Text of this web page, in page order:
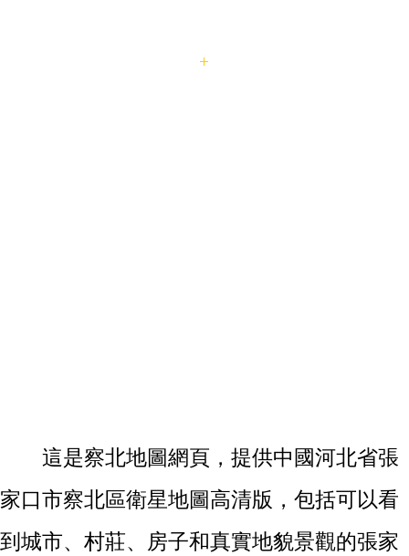
這是察北地圖網頁，提供中國河北省張
家口市察北區衛星地圖高清版，包括可以看
到城市、村莊、房子和真實地貌景觀的張家